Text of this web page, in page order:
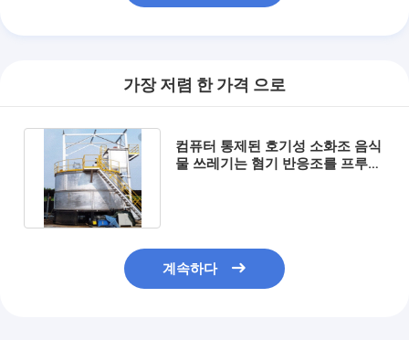
가장 저렴 한 가격 으로
컴퓨터 통제된 호기성 소화조 음식
물 쓰레기는 혐기 반응조를 프루이
계속하다